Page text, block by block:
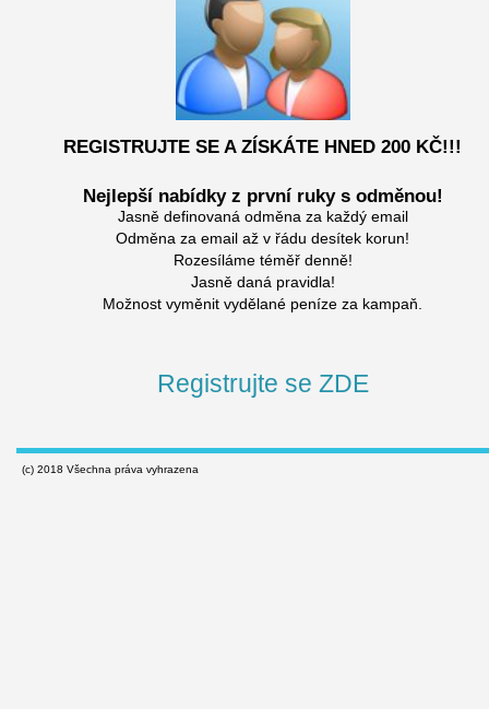
REGISTRUJTE SE A ZÍSKÁTE HNED 200 KČ!!!
Nejlepší nabídky z první ruky s odměnou!
Jasně definovaná odměna za každý email
Odměna za email až v řádu desítek korun!
Rozesíláme téměř denně!
Jasně daná pravidla!
Možnost vyměnit vydělané peníze za kampaň.
Registrujte se ZDE
(c) 2018 Všechna práva vyhrazena